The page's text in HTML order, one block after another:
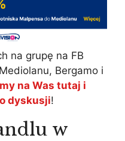
na grupę na FB
Bergamo i
na Was tutaj i
dyskusji!
w